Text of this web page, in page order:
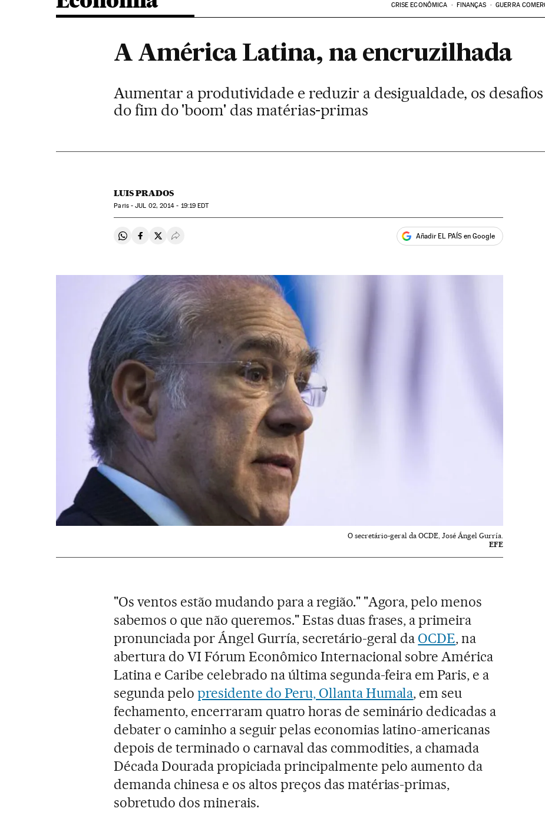
CRISE ECONÔMICA FINANÇAS GUERRA
A América Latina, na encruzilhada
Aumentar a produtividade e reduzir a desigualdade, os
do fim do 'boom' das matérias-primas
LUIS PRADOS
Paris -JUL 02, 2014 - 19:19 EDT
Compartir en Whatsapp
Compartir en Facebook
Compartir en Twitter
Desplegar Redes Sociales Añadir EL PAÍS en Google
O secretário-geral da OCDE, José Ángel Gurría.
EFE
"Os ventos estão mudando para a região." "Agora, pelo menos
sabemos o que não queremos." Estas duas frases, a primeira
pronunciada por Ángel Gurría, secretário-geral da OCDE, na
abertura do VI Fórum Econômico Internacional sobre América
Latina e Caribe celebrado na última segunda-feira em Paris, e a
segunda pelopresidente do Peru, Ollanta Humala, em seu
fechamento, encerraram quatro horas de seminário dedicadas a
debater o caminho a seguir pelas economias latino-americanas
depois de terminado o carnaval das commodities, a chamada
Década Dourada propiciada principalmente pelo aumento da
demanda chinesa e os altos preços das matérias-primas,
sobretudo dos minerais.